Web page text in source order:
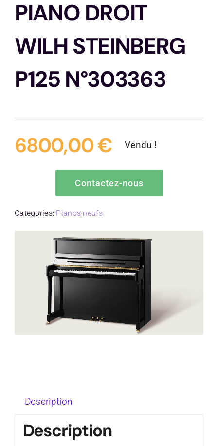
PIANO DROIT
WILH STEINBERG
P125 N°303363
6800,00€ Vendu !
Contactez-nous
Categories: Pianos neufs
Description
Description